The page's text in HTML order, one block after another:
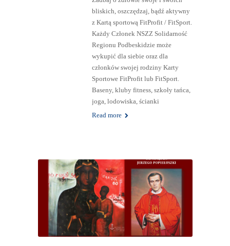
bliskich, oszczędzaj, bądź aktywny
z Kartą sportową FitProfit / FitSport.
Każdy Członek NSZZ Solidarność
Regionu Podbeskidzie może
wykupić dla siebie oraz dla
członków swojej rodziny Karty
Sportowe FitProfit lub FitSport.
Baseny, kluby fitness, szkoły tańca,
joga, lodowiska, ścianki
Read more